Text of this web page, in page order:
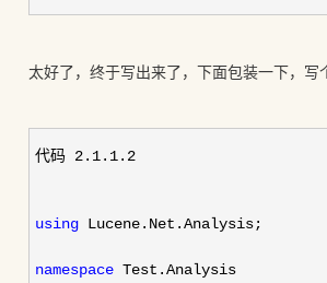
太好了，终于写出来了，下面包装一下，写
代码 2.1.1.2
using Lucene.Net.Analysis;
namespace Test.Analysis